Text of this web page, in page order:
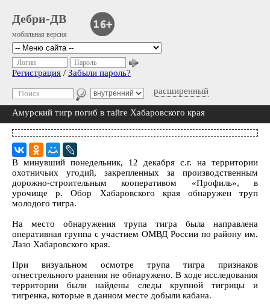
Дебри-ДВ
мобильная версия
расширенный
Логин Пароль
Регистрация / Забыли пароль?
Амурский тигр погиб в тайге Хабаровского края
В минувший понедельник, 12 декабря с.г. на территории
охотничьих угодий, закрепленных за производственным
дорожно-строительным кооперативом «Профиль», в
урочище р. Обор Хабаровского края обнаружен труп
молодого тигра.
На место обнаружения трупа тигра была направлена
оперативная группа с участием ОМВД России по району им.
Лазо Хабаровского края.
При визуальном осмотре трупа тигра признаков
огнестрельного ранения не обнаружено. В ходе исследования
территории были найдены следы крупной тигрицы и
тигренка, которые в данном месте добыли кабана.